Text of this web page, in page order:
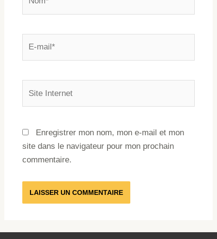
Enregistrer mon nom, mon e-mail et mon
site dans le navigateur pour mon prochain
commentaire.